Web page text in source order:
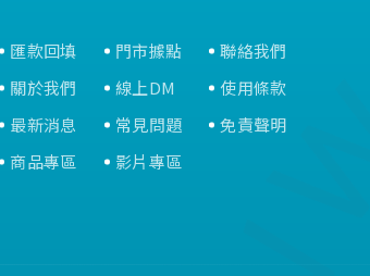
匯款回填
關於我們
最新消息
商品專區
門市據點
線上DM
常見問題
影片專區
聯絡我們
使用條款
免責聲明